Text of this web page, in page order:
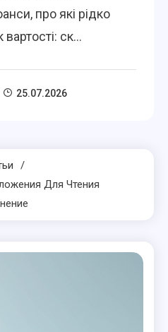
про які рідко
ск...
25.07.2026
Для Чтения